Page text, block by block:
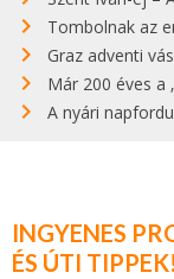
Tombolnak az
Graz adventi
Már 200 éves a
A nyári napforduló
INGYENES
ÉS ÚTI TIPPEK!